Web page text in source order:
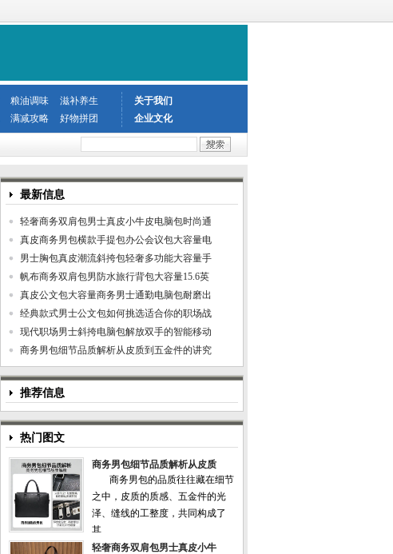
粮油调味 滋补养生
关于我们
满减攻略 好物拼团 企业文化
最新信息
轻奢商务双肩包男士真皮小牛皮电脑包时尚通
真皮商务男包横款手提包办公会议包大容量电
男士胸包真皮潮流斜挎包轻奢多功能大容量手
帆布商务双肩包男防水旅行背包大容量15.6英
真皮公文包大容量商务男士通勤电脑包耐磨出
经典款式男士公文包如何挑选适合你的职场战
现代职场男士斜挎电脑包解放双手的智能移动
商务男包细节品质解析从皮质到五金件的讲究
推荐信息
热门图文
商务男包细节品质解析从皮质
商务男包的品质往往藏在细节
之中，皮质的质感、五金件的光
泽、缝线的工整度，共同构成了
其...
轻奢商务双肩包男士真皮小牛